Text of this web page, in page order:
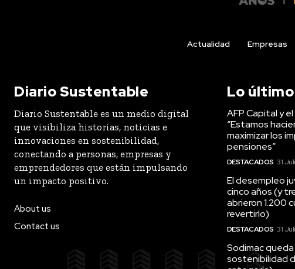
Actualidad Empresas
Diario Sustentable
Diario Sustentable es un medio digital
que visibiliza historias, noticias e
innovaciones en sostenibilidad,
conectando a personas, empresas y
emprendedores que están impulsando
un impacto positivo.
About us
Contact us
Lo último
AFP Capital y
“Estamos
maximizar los
pensiones”
DESTACADOS 31
El desempleo
cinco años (y
abrieron 1.200
revertirlo)
DESTACADOS 31
Sodimac
sostenibilidad